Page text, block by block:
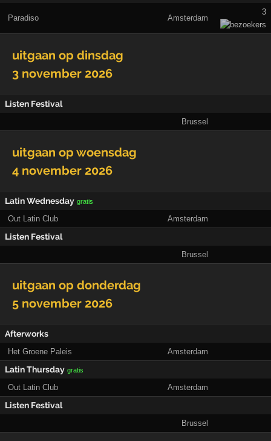
Paradiso Amsterdam
3
uitgaan op dinsdag
3 november 2026
Listen Festival
Brussel
uitgaan op woensdag
4 november 2026
Latin Wednesday gratis
Out Latin Club Amsterdam
Listen Festival
Brussel
uitgaan op donderdag
5 november 2026
Afterworks
Het Groene Paleis Amsterdam
Latin Thursday gratis
Out Latin Club Amsterdam
Listen Festival
Brussel